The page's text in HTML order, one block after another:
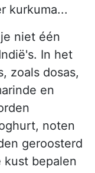
kurkuma...
niet één
In het
zoals dosas,
en
noten
geroosterd
kust bepalen